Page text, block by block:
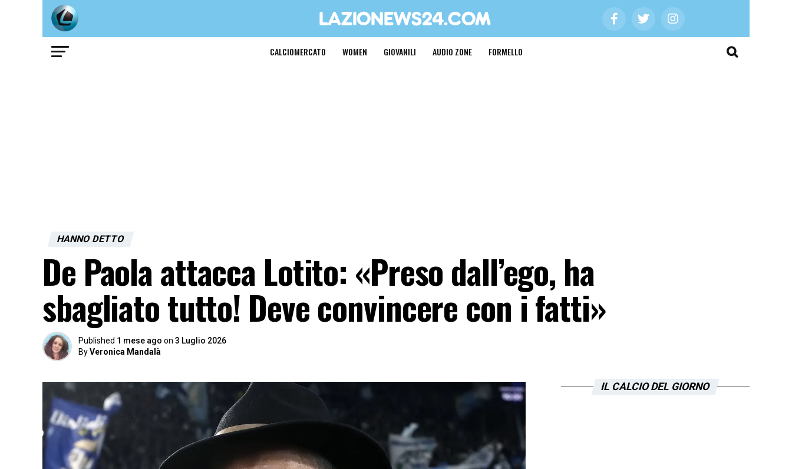
CALCIOMERCATO WOMEN GIOVANILI AUDIO ZONE FORMELLO
HANNO DETTO
De Paola attacca Lotito: «Preso dall’ego, ha
sbagliato tutto! Deve convincere con i fatti»
Published 1 mese ago on 3 Luglio 2026
ByVeronica Mandalà
IL CALCIO DEL GIORNO